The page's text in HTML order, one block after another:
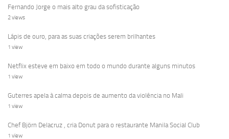
Fernando Jorge o mais alto grau da sofisticação
2 views
Lápis de ouro, para as suas criações serem brilhantes
1 view
Netflix esteve em baixo em todo o mundo durante alguns minutos
1 view
Guterres apela à calma depois de aumento da violência no Mali
1 view
Chef Björn Delacruz , cria Donut para o restaurante Manila Social Club
1 view